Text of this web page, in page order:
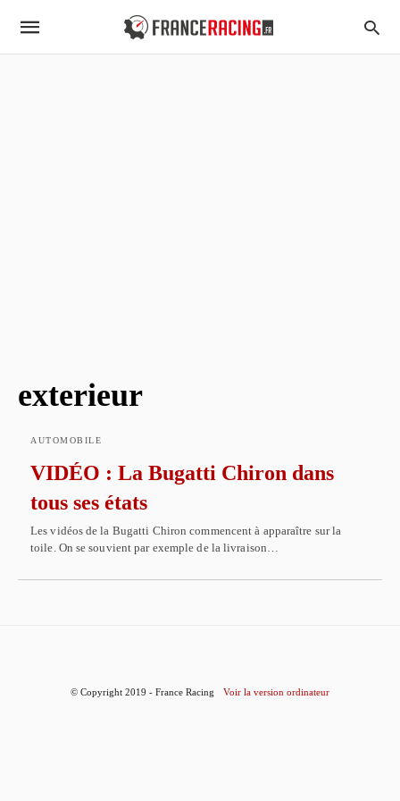
exterieur
AUTOMOBILE
VIDÉO : La Bugatti Chiron dans
tous ses états
Les vidéos de la Bugatti Chiron commencent à apparaître sur la
toile. On se souvient par exemple de la livraison…
© Copyright 2019 - France Racing Voir la version ordinateur